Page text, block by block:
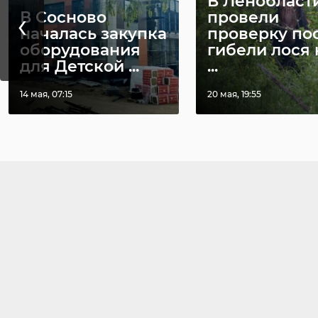
В Сосново
началась закупка
оборудования
для Детской ...
14 мая, 07:15
провели
проверку
гибели лося
...
20 мая, 19:55
‹01 апреля, 15:54 02 апреля, 12:21
Фото: Изображение
СФР